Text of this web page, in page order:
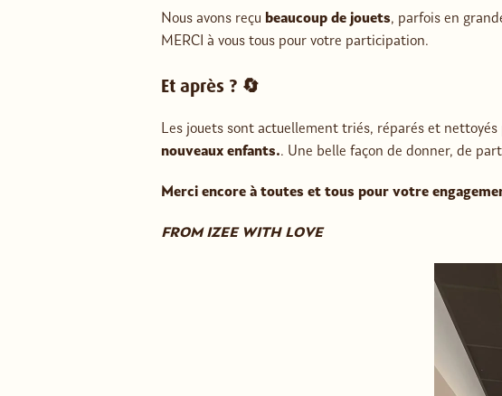
Nous avons reçu beaucoup de jouets, parfois en
MERCI à vous tous pour votre participation.
Et après ? 🔄
Les jouets sont actuellement triés, réparés et
nouveaux enfants.. Une belle façon de donner, de
Merci encore à toutes et tous pour votre
FROM IZEE WITH LOVE